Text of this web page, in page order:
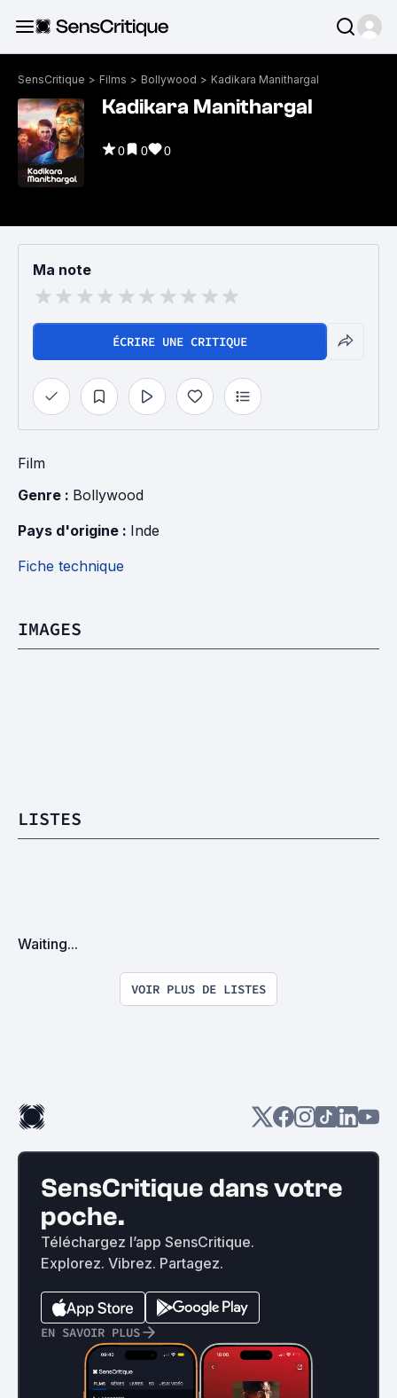
SensCritique > Films > Bollywood > Kadikara Manithargal
Kadikara Manithargal
0 0 0
Ma note
ÉCRIRE UNE CRITIQUE
Film
Genre : Bollywood
Pays d'origine : Inde
Fiche technique
IMAGES
LISTES
Waiting...
VOIR PLUS DE LISTES
SensCritique dans votre
poche.
Téléchargez l’app SensCritique.
Explorez. Vibrez. Partagez.
EN SAVOIR PLUS